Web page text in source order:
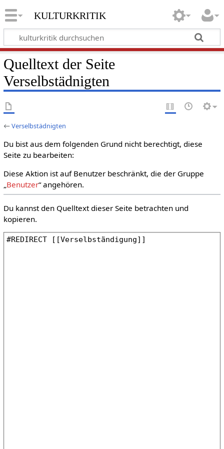
kulturkritik
Quelltext der Seite
Verselbstädnigten
←Verselbstädnigten
Du bist aus dem folgenden Grund nicht berechtigt, diese
Seite zu bearbeiten:
Diese Aktion ist auf Benutzer beschränkt, die der Gruppe
„Benutzer“ angehören.
Du kannst den Quelltext dieser Seite betrachten und
kopieren.